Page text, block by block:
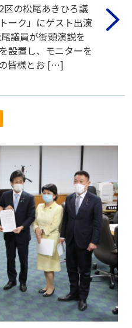
の松尾あきひろ議
ーク」にゲスト出演
議員が街頭演説を
設置し、モニターを
皆様とお […]